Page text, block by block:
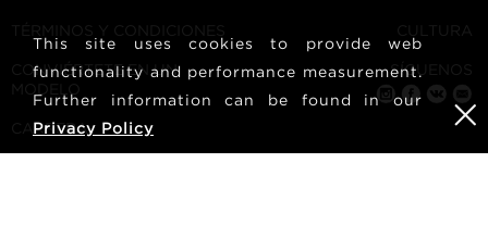
TÉRMINOS Y CONDICIONES CULTURA
CONVIÉRTETE EN UN
MODELO
CARRERA
SÍGUENOS
This site uses cookies to provide web
functionality and performance measurement.
Further information can be found in our
Privacy Policy